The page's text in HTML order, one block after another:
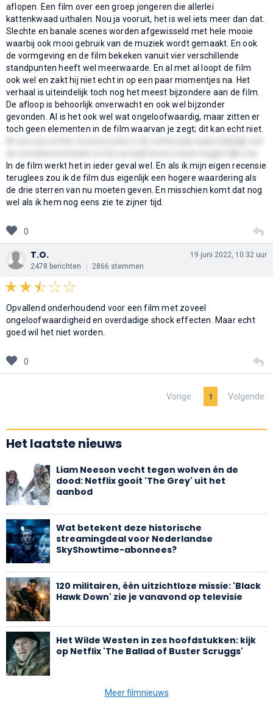
aflopen. Een film over een groep jongeren die allerlei
kattenkwaad uithalen. Nou ja vooruit, het is wel iets meer dan dat.
Slechte en banale scenes worden afgewisseld met hele mooie
waarbij ook mooi gebruik van de muziek wordt gemaakt. En ook
de vormgeving en de film bekeken vanuit vier verschillende
standpunten heeft wel meerwaarde. En al met al loopt de film
ook wel en zakt hij niet echt in op een paar momentjes na. Het
verhaal is uiteindelijk toch nog het meest bijzondere aan de film.
De afloop is behoorlijk onverwacht en ook wel bijzonder
gevonden. Al is het ook wel wat ongeloofwaardig, maar zitten er
toch geen elementen in de film waarvan je zegt; dit kan echt niet.
In de film werkt het in ieder geval wel. En als ik mijn eigen recensie
teruglees zou ik de film dus eigenlijk een hogere waardering als
de drie sterren van nu moeten geven. En misschien komt dat nog
wel als ik hem nog eens zie te zijner tijd.
0
T.O.
2478 berichten 2866 stemmen
19 juni 2022, 10:32 uur
Opvallend onderhoudend voor een film met zoveel
ongeloofwaardigheid en overdadige shock effecten. Maar echt
goed wil het niet worden.
0
Vorige 1 Volgende
Het laatste nieuws
Liam Neeson vecht tegen wolven én de
dood: Netflix gooit 'The Grey' uit het
aanbod
Wat betekent deze historische
streamingdeal voor Nederlandse
SkyShowtime-abonnees?
120 militairen, één uitzichtloze missie: 'Black
Hawk Down' zie je vanavond op televisie
Het Wilde Westen in zes hoofdstukken: kijk
op Netflix 'The Ballad of Buster Scruggs'
Meer filmnieuws